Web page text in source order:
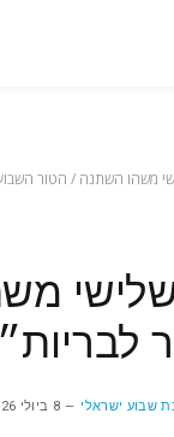
שבוע ישראלי 8 ביולי 2026